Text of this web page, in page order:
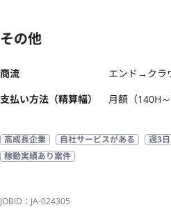
その他
商流
エンド→クラ
支払い方法（精算幅）
月額（140H～
高成長企業 自社サービスがある 週3
稼動実績あり案件
JOBID：JA-024305